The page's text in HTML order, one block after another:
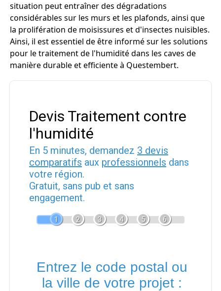
situation peut entraîner des dégradations
considérables sur les murs et les plafonds, ainsi que
la prolifération de moisissures et d'insectes nuisibles.
Ainsi, il est essentiel de être informé sur les solutions
pour le traitement de l'humidité dans les caves de
manière durable et efficiente à Questembert.
Devis Traitement contre
l'humidité
En 5 minutes, demandez 3 devis
comparatifs aux professionnels dans
votre région.
Gratuit, sans pub et sans
engagement.
1 2 3 4 5 6
Entrez le code postal ou
la ville de votre projet :